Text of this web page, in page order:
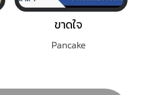
ขาดใจ
Pancake